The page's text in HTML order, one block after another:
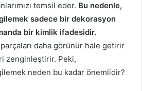
temsil eder. Bu nedenle,
sadece bir dekorasyon
bir kimlik ifadesidir.
daha görünür hale getirir
zenginleştirir. Peki,
neden bu kadar önemlidir?